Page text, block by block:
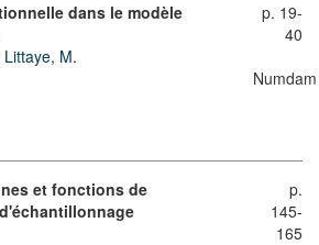
dans le modèle
Littaye, M.
p. 19-
40
Numdam
et fonctions de
p.
145-
165